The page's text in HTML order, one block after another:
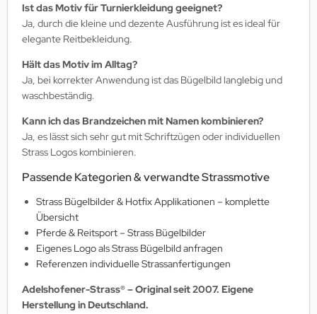
Ist das Motiv für Turnierkleidung geeignet?
Ja, durch die kleine und dezente Ausführung ist es ideal für
elegante Reitbekleidung.
Hält das Motiv im Alltag?
Ja, bei korrekter Anwendung ist das Bügelbild langlebig und
waschbeständig.
Kann ich das Brandzeichen mit Namen kombinieren?
Ja, es lässt sich sehr gut mit Schriftzügen oder individuellen
Strass Logos kombinieren.
Passende Kategorien & verwandte Strassmotive
Strass Bügelbilder & Hotfix Applikationen – komplette
Übersicht
Pferde & Reitsport – Strass Bügelbilder
Eigenes Logo als Strass Bügelbild anfragen
Referenzen individuelle Strassanfertigungen
Adelshofener-Strass® – Original seit 2007. Eigene
Herstellung in Deutschland.